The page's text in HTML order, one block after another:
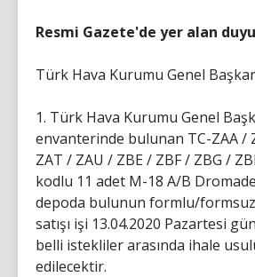
Resmi Gazete'de yer alan
Türk Hava Kurumu Genel
1. Türk Hava Kurumu Genel
envanterinde bulunan TC-ZAA /
ZAT / ZAU / ZBE / ZBF / ZBG /
kodlu 11 adet M-18 A/B
depoda bulunun formlu/
satışı işi 13.04.2020 Pazartesi
belli istekliler arasında ihale
edilecektir.